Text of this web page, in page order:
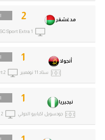
نيجيريا 1
جودسويل اكبابيو الدولي
أنجولا 1
ستاد 11 نوفمبير 2
مدغشقر 2
Sport Extra 1